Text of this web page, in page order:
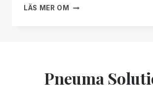
LÄS MER OM
INKLUDERANDE
BEFINTLIGA
Pneuma